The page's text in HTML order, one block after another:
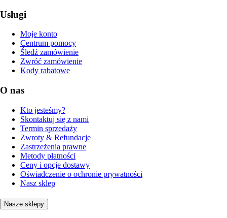
Usługi
Moje konto
Centrum pomocy
Śledź zamówienie
Zwróć zamówienie
Kody rabatowe
O nas
Kto jesteśmy?
Skontaktuj się z nami
Termin sprzedaży
Zwroty & Refundacje
Zastrzeżenia prawne
Metody płatności
Ceny i opcje dostawy
Oświadczenie o ochronie prywatności
Nasz sklep
Nasze sklepy